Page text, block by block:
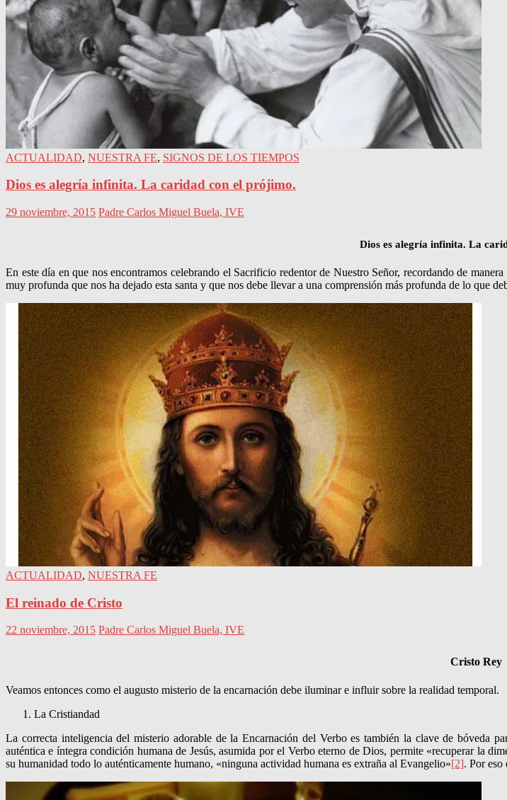
ACTUALIDAD, NUESTRA FE, SIGNOS DE LOS TIEMPOS
Dios es alegría infinita. La caridad con el prójimo.
29 noviembre, 2015 Padre Carlos Miguel Buela, IVE
Dios es alegría infinita. La
En este día en que nos encontramos celebrando el Sacrificio redentor de Nuestro Señor, recordando de
muy profunda que nos ha dejado esta santa y que nos debe llevar a una comprensión más profunda de lo que
ACTUALIDAD, NUESTRA FE
El reinado de Cristo
22 noviembre, 2015 Padre Carlos Miguel Buela, IVE
Cristo Rey
Veamos entonces como el augusto misterio de la encarnación debe iluminar e influir sobre la realidad temporal.
La Cristiandad
La correcta inteligencia del misterio adorable de la Encarnación del Verbo es también la clave de bóveda
auténtica e íntegra condición humana de Jesús, asumida por el Verbo eterno de Dios, permite «recuperar la
su humanidad todo lo auténticamente humano, «ninguna actividad humana es extraña al Evangelio»[2]. Por eso